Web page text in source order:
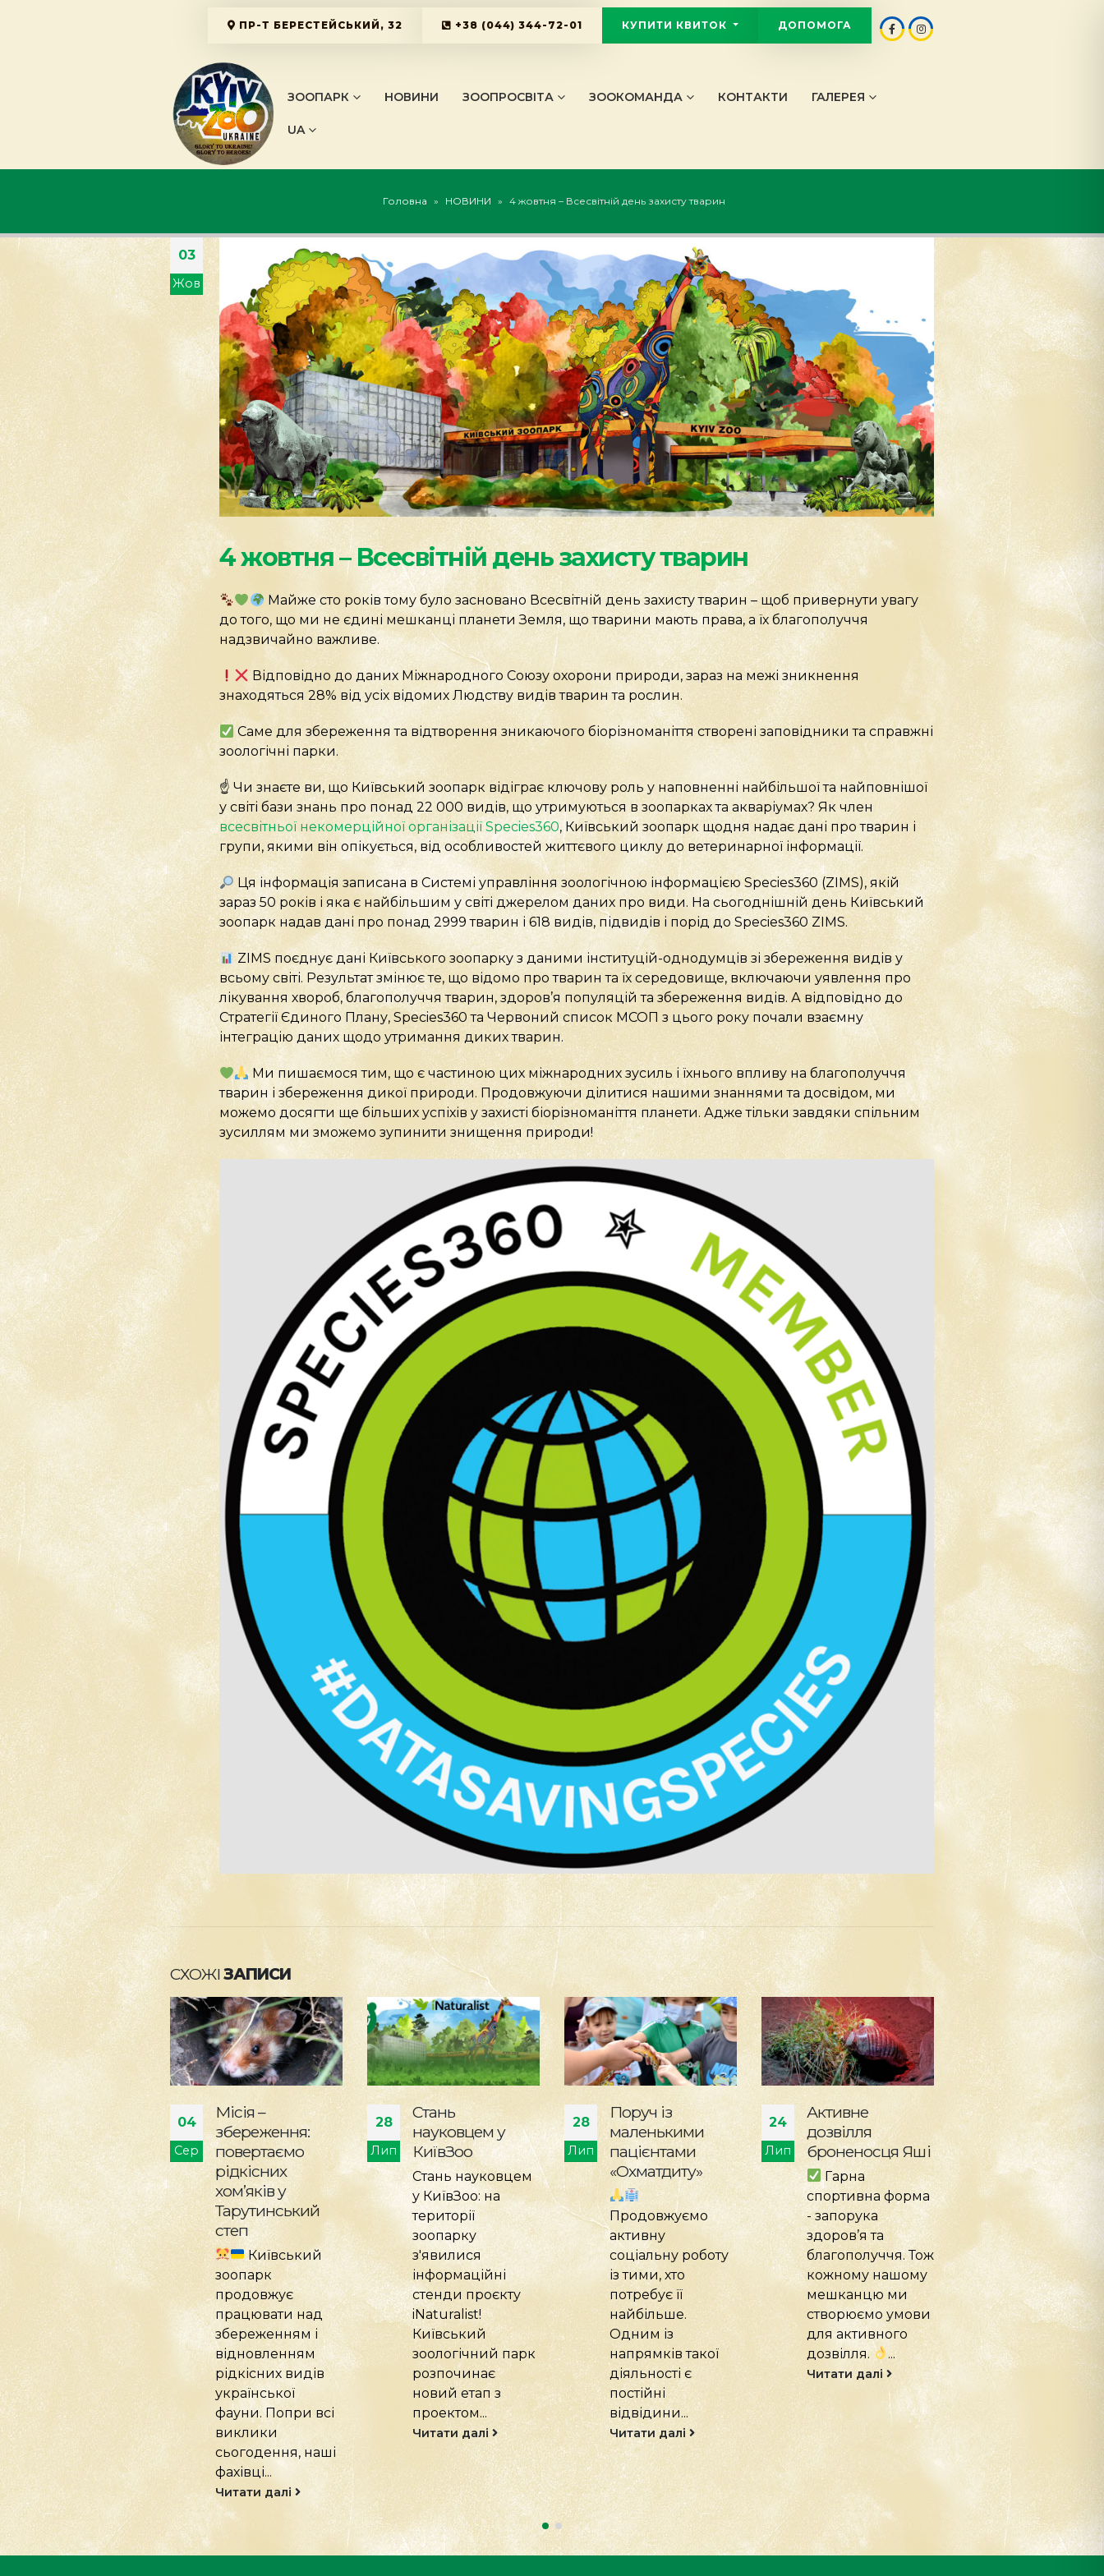
ПР-Т БЕРЕСТЕЙСЬКИЙ, 32 +38 (044) 344-72-01 КУПИТИ КВИТОК ДОПОМОГА
ЗООПАРК НОВИНИ ЗООПРОСВІТА ЗООКОМАНДА КОНТАКТИ ГАЛЕРЕЯ
UA
Головна » НОВИНИ » 4 жовтня – Всесвітній день захисту тварин
03
Жов
4 жовтня – Всесвітній день захисту тварин
Майже сто років тому було засновано Всесвітній день захисту тварин – щоб привернути увагу
до того, що ми не єдині мешканці планети Земля, що тварини мають права, а їх благополуччя
надзвичайно важливе.
Відповідно до даних Міжнародного Союзу охорони природи, зараз на межі зникнення
знаходяться 28% від усіх відомих Людству видів тварин та рослин.
Саме для збереження та відтворення зникаючого біорізноманіття створені заповідники та справжні
зоологічні парки.
☝️ Чи знаєте ви, що Київський зоопарк відіграє ключову роль у наповненні найбільшої та найповнішої
у світі бази знань про понад 22 000 видів, що утримуються в зоопарках та акваріумах? Як член
всесвітньої некомерційної організації Species360, Київський зоопарк щодня надає дані про тварин і
групи, якими він опікується, від особливостей життєвого циклу до ветеринарної інформації.
Ця інформація записана в Системі управління зоологічною інформацією Species360 (ZIMS), якій
зараз 50 років і яка є найбільшим у світі джерелом даних про види. На сьогоднішній день Київський
зоопарк надав дані про понад 2999 тварин і 618 видів, підвидів і порід до Species360 ZIMS.
ZIMS поєднує дані Київського зоопарку з даними інституцій-однодумців зі збереження видів у
всьому світі. Результат змінює те, що відомо про тварин та їх середовище, включаючи уявлення про
лікування хвороб, благополуччя тварин, здоров’я популяцій та збереження видів. А відповідно до
Стратегії Єдиного Плану, Species360 та Червоний список МСОП з цього року почали взаємну
інтеграцію даних щодо утримання диких тварин.
Ми пишаємося тим, що є частиною цих міжнародних зусиль і їхнього впливу на благополуччя
тварин і збереження дикої природи. Продовжуючи ділитися нашими знаннями та досвідом, ми
можемо досягти ще більших успіхів у захисті біорізноманіття планети. Адже тільки завдяки спільним
зусиллям ми зможемо зупинити знищення природи!
СХОЖІЗАПИСИ
збереження:
повертаємо
рідкісних
хом’яків у
Тарутинський
Київський
збереженням і
української
фауни. Попри всі
Читати далі
28
Лип
Стань
науковцем у
КиївЗоо
Стань науковцем
у КиївЗоо: на
території
зоопарку
з'явилися
інформаційні
стенди проєкту
iNaturalist!
Київський
зоологічний парк
розпочинає
новий етап з
проектом...
Читати далі
28
Лип
Поруч із
маленькими
пацієнтами
«Охматдиту»
Продовжуємо
активну
соціальну роботу
із тими, хто
потребує її
найбільше.
Одним із
напрямків такої
діяльності є
постійні
відвідини...
Читати далі
24
Лип
Активне
дозвілля
броненосця Яші
Гарна
спортивна форма
- запорука
здоров’я та
благополуччя. Тож
кожному нашому
мешканцю ми
створюємо умови
для активного
дозвілля.
...
Читати далі
22
Лип
Мистецтво,
натхненне
тваринами
КиївЗоо
підтримує
мистецькі
ініціативи, що
привертають
увагу до краси,
різноманіття та
збереження
тваринного світу.
Запрошуємо
художників
долучитися до...
Міжнародна
співпраця
заради
добробуту
UVMF&VNAU
у Вінниці наші
фахівці
докторкою